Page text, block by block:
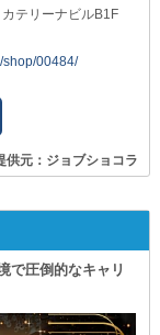
テリーナビルB1F
shop/00484/
供元：ジョブショコラ
で圧倒的なキャリ